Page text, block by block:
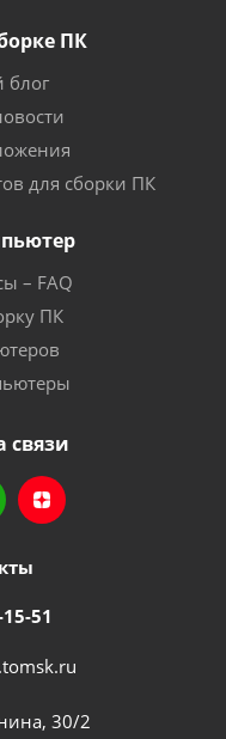
ПК
блог
для сборки ПК
– FAQ
ПК
связи
51
30/2